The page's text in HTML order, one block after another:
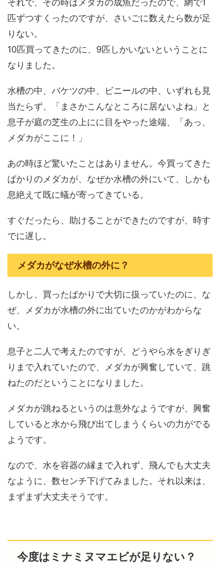
匹ずつすくったのですが、さいごに数えたら数が足
りない。
10匹買ってきたのに、9匹しかいないということに
なりました。
水槽の中、バケツの中、ビニールの中、いずれも見
当たらず、「まさかこんなところに居ないよね」と
息子が庭の芝生の上にに目をやった途端、「あっ、
メダカがここに！」
あの時ほど驚いたことはありません。今買ってきた
ばかりのメダカが、なぜか水槽の外にいて、しかも
息絶えて既に蟻が寄ってきている。
すぐだったら、助けることができたのですが、時す
でに遅し。
メダカがなぜ水槽の外に？
しかし、買ったばかりで大切に扱っていたのに、な
ぜ、メダカが水槽の外に出ていたのかがわからな
い。
息子と二人で考えたのですが、どうやら水をぎりぎ
りまで入れていたので、メダカが興奮していて、跳
ねたのだということになりました。
メダカが跳ねるというのは意外なようですが、興奮
していると水から飛び出てしまうくらいの力がでる
ようです。
なので、水を容器の縁まで入れず、飛んでも大丈夫
なように、数センチ下げてみました。それ以来は、
まずまず大丈夫そうです。
今度はミナミヌマエビが足りない？